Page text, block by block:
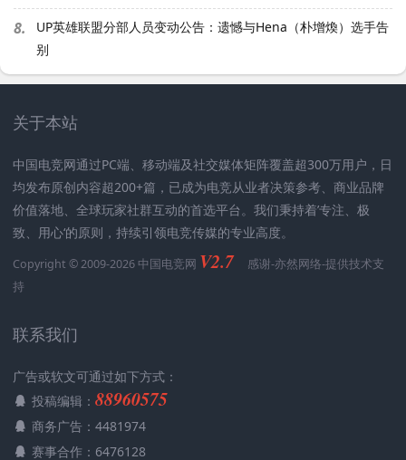
8.
UP英雄联盟分部人员变动公告：遗憾与Hena（朴增煥）选手告
别
关于本站
中国电竞网通过PC端、移动端及社交媒体矩阵覆盖超300万用户，日
均发布原创内容超200+篇，已成为电竞从业者决策参考、商业品牌
价值落地、全球玩家社群互动的首选平台。我们秉持着’专注、极
致、用心‘的原则，持续引领电竞传媒的专业高度。
Copyright © 2009-2026 中国电竞网 V2.7 感谢-亦然网络-提供技术支
持
联系我们
广告或软文可通过如下方式：
投稿编辑： 88960575
商务广告：4481974
赛事合作：6476128